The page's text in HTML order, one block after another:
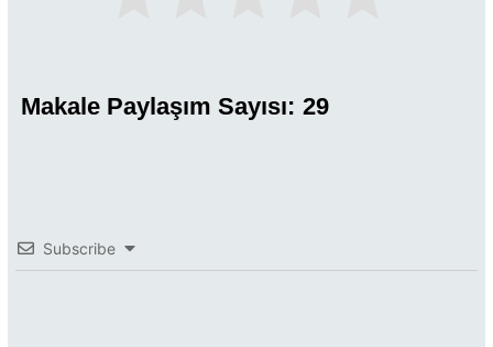
Makale Paylaşım Sayısı: 29
Subscribe